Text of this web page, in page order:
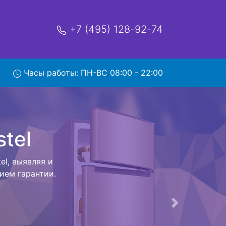
+7 (495) 128-92-74
Часы работы: ПН-ВС 08:00 - 22:00
и деньги на
и отвезет
закончит с
конечная
услуг от
и
Следующая